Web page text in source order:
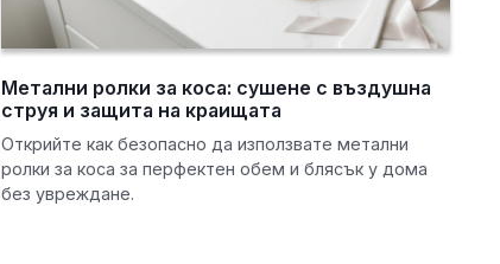
Метални ролки за коса: сушене с въздушна
струя и защита на краищата
Открийте как безопасно да използвате метални
ролки за коса за перфектен обем и блясък у дома
без увреждане.